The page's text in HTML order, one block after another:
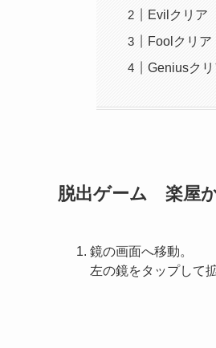
Evilクリア
Foolクリア
Geniusクリ
脱出ゲーム 楽屋
鏡の画面へ移動。
左の鏡をタップして拡